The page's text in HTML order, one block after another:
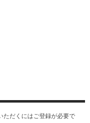
ただくにはご登録が必要で